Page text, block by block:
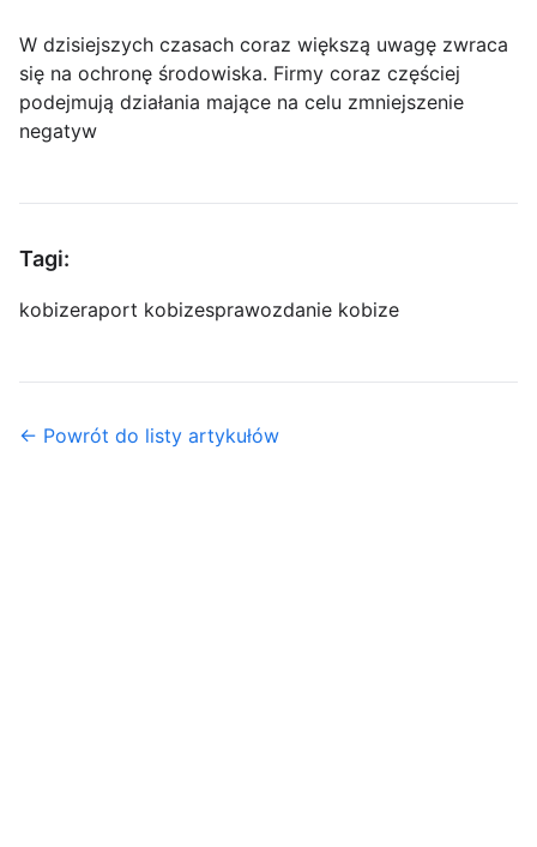
W dzisiejszych czasach coraz większą uwagę zwraca
się na ochronę środowiska. Firmy coraz częściej
podejmują działania mające na celu zmniejszenie
negatyw
Tagi:
kobizeraport kobizesprawozdanie kobize
← Powrót do listy artykułów